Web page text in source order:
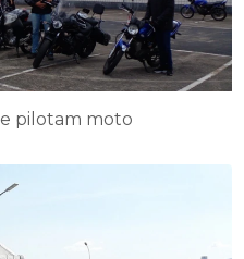
pilotam moto